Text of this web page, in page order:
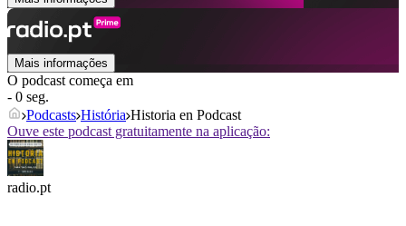
Mais informações
O podcast começa em
- 0 seg.
Podcasts História Historia en Podcast
Ouve este podcast gratuitamente na aplicação:
radio.pt